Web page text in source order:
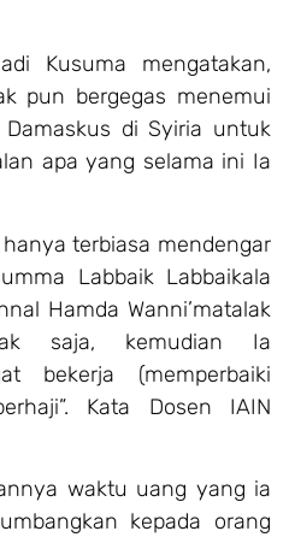
Kusuma mengatakan,
pun bergegas menemui
Damaskus di Syiria untuk
apa yang selama ini Ia
hanya terbiasa mendengar
Labbaik Labbaikala
Hamda Wanni’matalak
saja, kemudian Ia
bekerja (memperbaiki
Kata Dosen IAIN
waktu uang yang ia
kepada orang